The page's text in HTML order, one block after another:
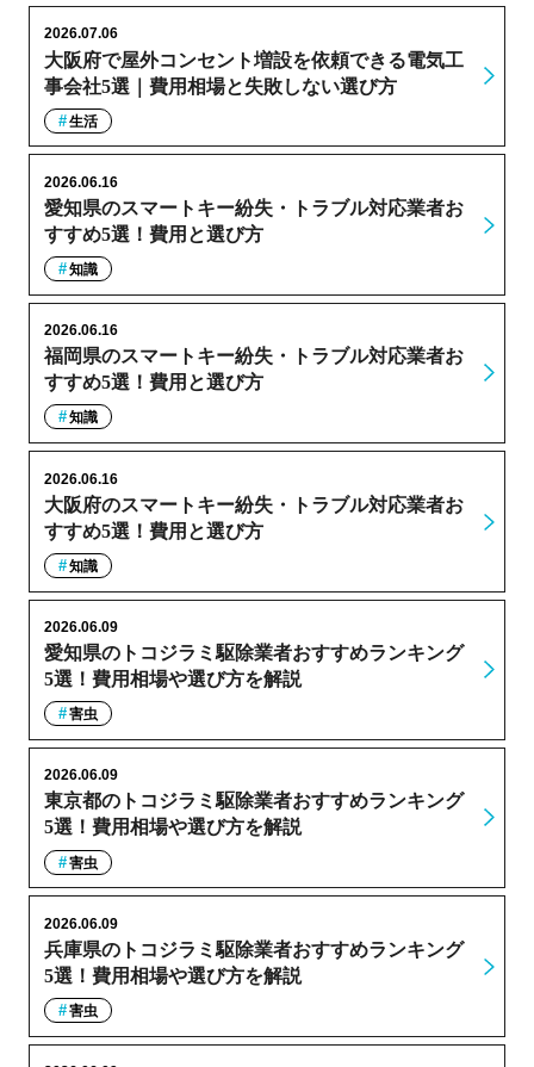
大阪府で屋外コンセント増設を依頼できる電気工
事会社5選｜費用相場と失敗しない選び方
2026.07.06
生活
愛知県のスマートキー紛失・トラブル対応業者お
すすめ5選！費用と選び方
2026.06.16
知識
福岡県のスマートキー紛失・トラブル対応業者お
すすめ5選！費用と選び方
2026.06.16
知識
大阪府のスマートキー紛失・トラブル対応業者お
すすめ5選！費用と選び方
2026.06.16
知識
愛知県のトコジラミ駆除業者おすすめランキング
5選！費用相場や選び方を解説
2026.06.09
害虫
東京都のトコジラミ駆除業者おすすめランキング
5選！費用相場や選び方を解説
2026.06.09
害虫
兵庫県のトコジラミ駆除業者おすすめランキング
5選！費用相場や選び方を解説
2026.06.09
害虫